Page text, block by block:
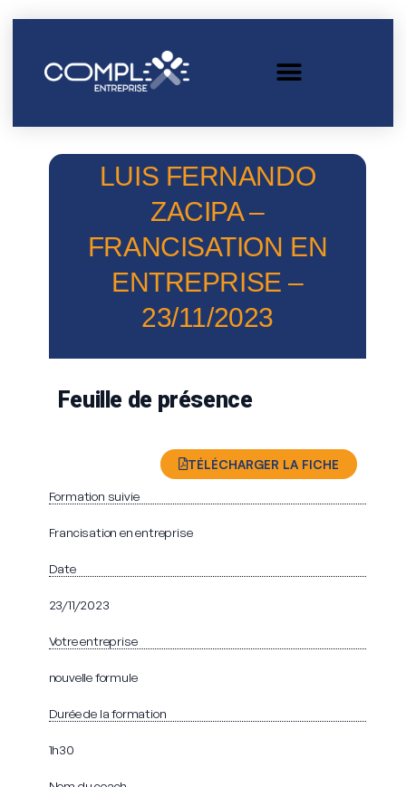
LUIS FERNANDO
ZACIPA –
FRANCISATION EN
ENTREPRISE –
23/11/2023
Feuille de présence
TÉLÉCHARGER LA FICHE
Formation suivie
Francisation en entreprise
Date
23/11/2023
Votre entreprise
nouvelle formule
Durée de la formation
1h30